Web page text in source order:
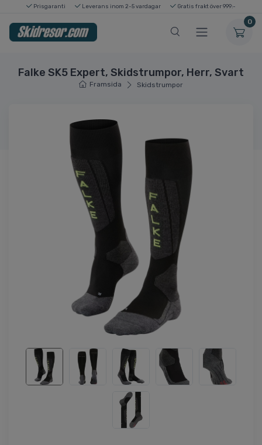
Prisgaranti Leverans inom 2-5 vardagar Gratis frakt över 999:-
0
Falke SK5 Expert, Skidstrumpor, Herr, Svart
Framsida Skidstrumpor